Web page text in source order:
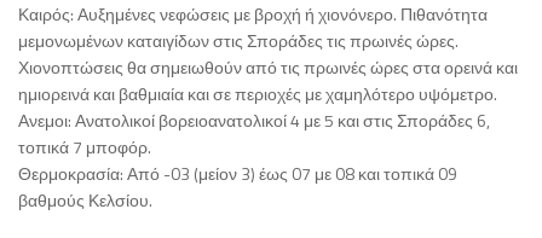
Καιρός: Αυξημένες νεφώσεις με βροχή ή χιονόνερο. Πιθανότητα
μεμονωμένων καταιγίδων στις Σποράδες τις πρωινές ώρες.
Χιονοπτώσεις θα σημειωθούν από τις πρωινές ώρες στα ορεινά και
ημιορεινά και βαθμιαία και σε περιοχές με χαμηλότερο υψόμετρο.
Ανεμοι: Ανατολικοί βορειοανατολικοί 4 με 5 και στις Σποράδες 6,
τοπικά 7 μποφόρ.
Θερμοκρασία: Από -03 (μείον 3) έως 07 με 08 και τοπικά 09
βαθμούς Κελσίου.